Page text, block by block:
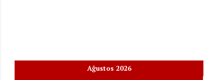
Ağustos 2026